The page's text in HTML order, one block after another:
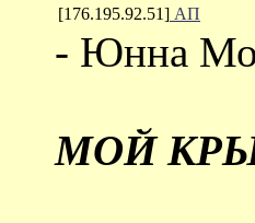
[176.195.92.51] АП
- Юнна
МОЙ